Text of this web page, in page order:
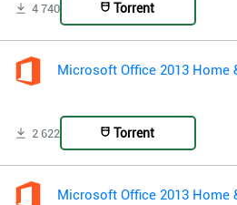
4 740 Torrent
Microsoft Office 2013 Home
2 622 Torrent
Microsoft Office 2013